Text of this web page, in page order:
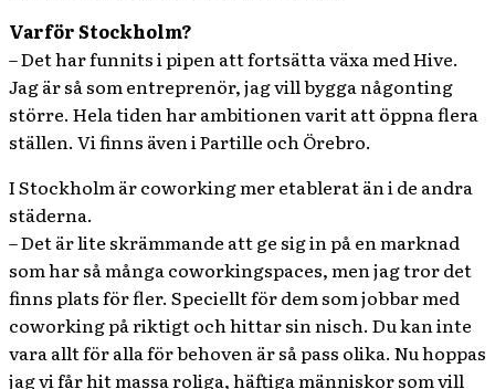
Varför Stockholm?
– Det har funnits i pipen att fortsätta växa med Hive.
Jag är så som entreprenör, jag vill bygga någonting
större. Hela tiden har ambitionen varit att öppna flera
ställen. Vi finns även i Partille och Örebro.
I Stockholm är coworking mer etablerat än i de andra
städerna.
– Det är lite skrämmande att ge sig in på en marknad
som har så många coworkingspaces, men jag tror det
finns plats för fler. Speciellt för dem som jobbar med
coworking på riktigt och hittar sin nisch. Du kan inte
vara allt för alla för behoven är så pass olika. Nu hoppas
jag vi får hit massa roliga, häftiga människor som vill